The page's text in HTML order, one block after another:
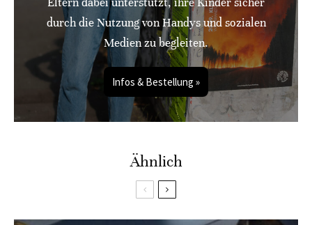
durch die Nutzung von Handys und sozialen
Medien zu begleiten.
Infos & Bestellung »
Ähnlich